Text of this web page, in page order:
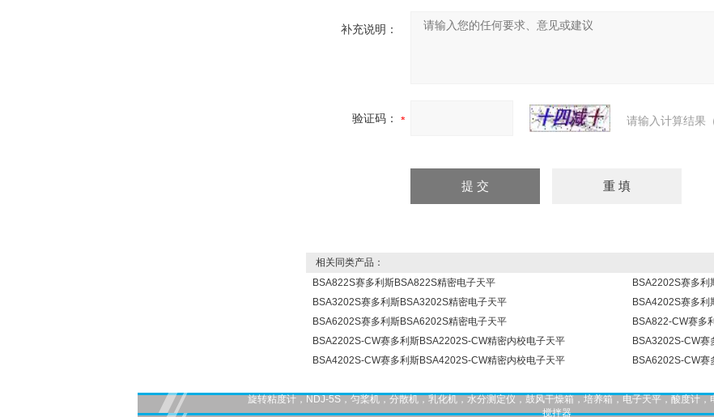
补充说明：
验证码： 请输入计算结果
相关同类产品：
BSA822S赛多利斯BSA822S精密电子天平
BSA2202S赛多
BSA3202S赛多利斯BSA3202S精密电子天平
BSA4202S赛多
BSA6202S赛多利斯BSA6202S精密电子天平
BSA822-CW赛多
BSA2202S-CW赛多利斯BSA2202S-CW精密内校电子天平
BSA3202S-CW
BSA4202S-CW赛多利斯BSA4202S-CW精密内校电子天平
BSA6202S-CW
旋转粘度计，NDJ-5S，匀桨机，分散机，乳化机，水分测定仪，鼓风干燥箱，培养箱，电子天平，酸度计，
搅拌器